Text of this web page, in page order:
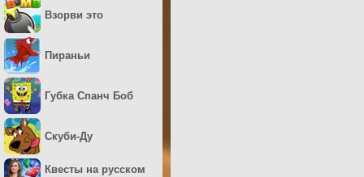
Взорви это
Пираньи
Губка Спанч Боб
Скуби-Ду
Квесты на русском